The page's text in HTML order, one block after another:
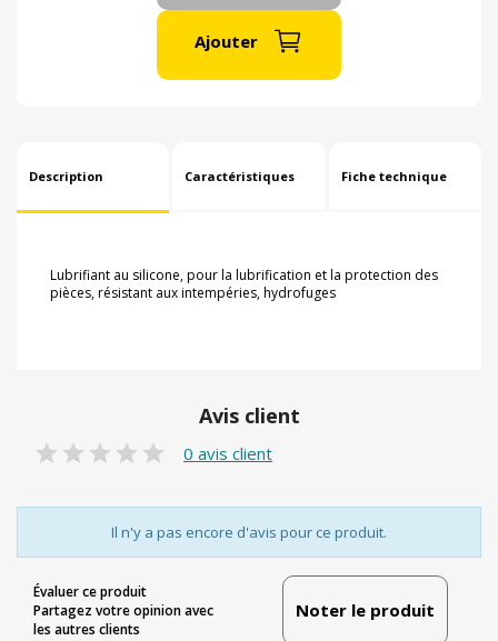
Ajouter
Description Caractéristiques Fiche technique
Lubrifiant au silicone, pour la lubrification et la protection des
pièces, résistant aux intempéries, hydrofuges
Avis client
0 avis client
Il n'y a pas encore d'avis pour ce produit.
Évaluer ce produit
Partagez votre opinion avec
les autres clients
Noter le produit